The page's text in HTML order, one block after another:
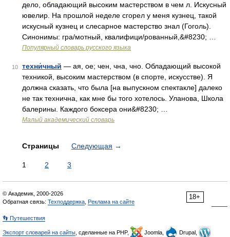
дело, обладающий высоким мастерством в чем л. Искусный
ювелир. На прошлой неделе сгорел у меня кузнец, такой
искусный кузнец и слесарное мастерство знал (Гоголь).
Синонимы: гра/мотный, квалифици/рованный,&#8230; …
Популярный словарь русского языка
10 техни́чный — ая, ое; чен, чна, чно. Обладающий высокой
техникой, высоким мастерством (в спорте, искусстве). Я
должна сказать, что была [на выпускном спектакле] далеко
не так технична, как мне бы того хотелось. Уланова, Школа
балерины. Каждого боксера они&#8230; …
Малый академический словарь
Страницы Следующая →
1 2 3
18+
© Академик, 2000-2026
Обратная связь: Техподдержка Реклама на сайте
👣 Путешествия
Экспорт словарей на сайты , сделанные на PHP, Joomla,
Drupal,